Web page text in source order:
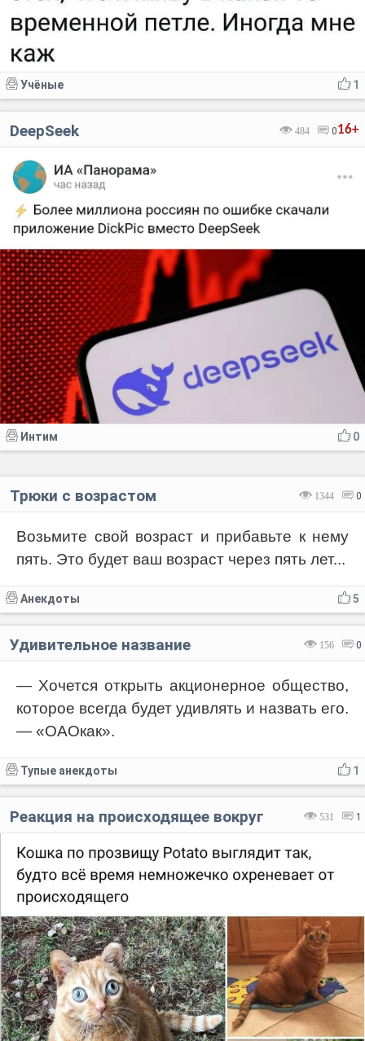
1
Учёные
16+
484 0
DeepSeek
0
Интим
1344 0
Трюки с возрастом
Возьмите свой возраст и прибавьте к нему
пять. Это будет ваш возраст через пять лет...
5
Анекдоты
156 0
Удивительное название
— Хочется открыть акционерное общество,
которое всегда будет удивлять и назвать его.
— «ОАОкак».
1
Тупые анекдоты
531 1
Реакция на происходящее вокруг